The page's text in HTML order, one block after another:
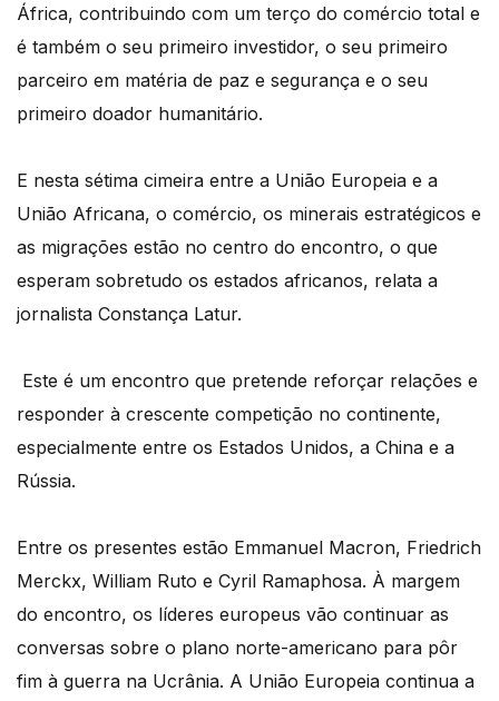
África, contribuindo com um terço do comércio total e
é também o seu primeiro investidor, o seu primeiro
parceiro em matéria de paz e segurança e o seu
primeiro doador humanitário.
E nesta sétima cimeira entre a União Europeia e a
União Africana, o comércio, os minerais estratégicos e
as migrações estão no centro do encontro, o que
esperam sobretudo os estados africanos, relata a
jornalista Constança Latur.
Este é um encontro que pretende reforçar relações e
responder à crescente competição no continente,
especialmente entre os Estados Unidos, a China e a
Rússia.
Entre os presentes estão Emmanuel Macron, Friedrich
Merckx, William Ruto e Cyril Ramaphosa. À margem
do encontro, os líderes europeus vão continuar as
conversas sobre o plano norte-americano para pôr
fim à guerra na Ucrânia. A União Europeia continua a